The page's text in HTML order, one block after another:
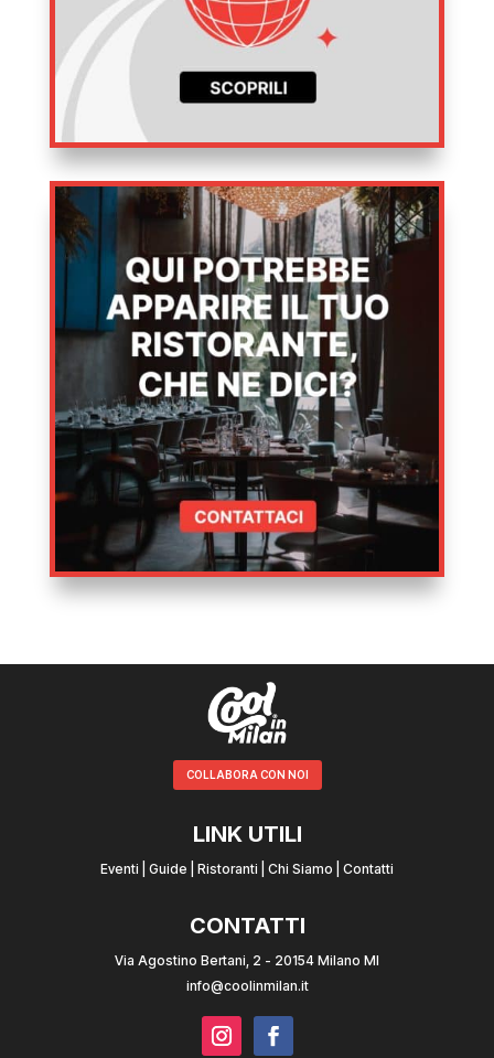
COLLABORA CON NOI
LINK UTILI
Eventi Guide Ristoranti Chi Siamo Contatti
CONTATTI
Via Agostino Bertani, 2 - 20154 Milano MI
info@coolinmilan.it